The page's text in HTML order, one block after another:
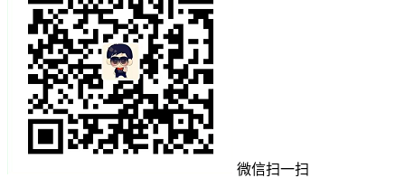
微信扫一扫